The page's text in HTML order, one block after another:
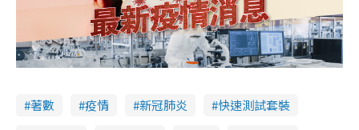
著數 疫情 新冠肺炎
快速測試套裝